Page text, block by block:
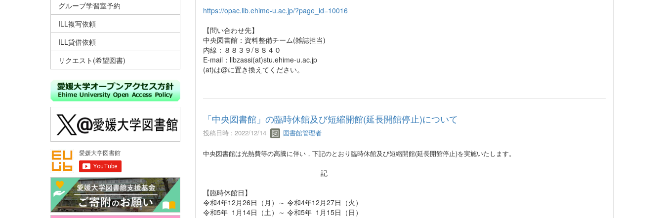
https://opac.lib.ehime-u.ac.jp/?page_id=10016
【問い合わせ先】
中央図書館：資料整備チーム(雑誌担当)
内線：８８３９/８８４０
E-mail：libzassi(at)stu.ehime-u.ac.jp
(at)は@に置き換えてください。
「中央図書館」の臨時休館及び短縮開館(延長開館停止)について
投稿日時 : 2022/12/14 図書館管理者
中央図書館は光熱費等の高騰に伴い，下記のとおり臨時休館及び短縮開館(延長開館停止)を実施いたします。
記
【臨時休館日】
令和4年12月26日（月）～ 令和4年12月27日（火）
令和5年 1月14日（土）～ 令和5年 1月15日（日）
グループ学習室予約
ILL複写依頼
ILL貸借依頼
リクエスト(希望図書)